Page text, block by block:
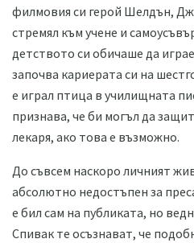
филмовия си герой Шелдън,
стремял към учене и
детството си обичаше да
започва кариерата си на
е играл птица в училищната
признава, че би могъл да
лекаря, ако това е възможно.
До съвсем наскоро личният
абсолютно недостъпен за
е бил сам на публиката, но
Спивак те осъзнават, че